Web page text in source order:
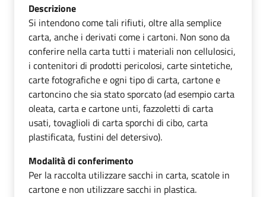
Descrizione
Si intendono come tali rifiuti, oltre alla semplice
carta, anche i derivati come i cartoni. Non sono da
conferire nella carta tutti i materiali non cellulosici,
i contenitori di prodotti pericolosi, carte sintetiche,
carte fotografiche e ogni tipo di carta, cartone e
cartoncino che sia stato sporcato (ad esempio carta
oleata, carta e cartone unti, fazzoletti di carta
usati, tovaglioli di carta sporchi di cibo, carta
plastificata, fustini del detersivo).
Modalità di conferimento
Per la raccolta utilizzare sacchi in carta, scatole in
cartone e non utilizzare sacchi in plastica.